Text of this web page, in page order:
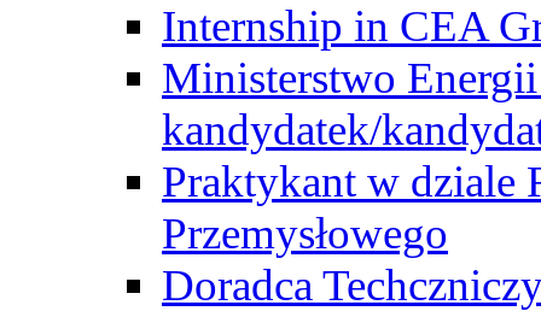
Internship in CEA
Ministerstwo
kandydatek/
Praktykant w dziale
Przemysłowego
Doradca